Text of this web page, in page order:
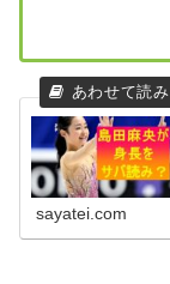
sayatei.com